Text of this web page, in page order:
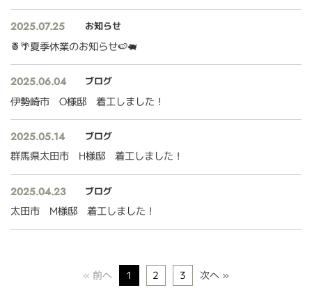
2025.07.25 お知らせ
🍍🌴夏季休業のお知らせ🍉🐖
2025.06.04 ブログ
伊勢崎市 O様邸 着工しました！
2025.05.14 ブログ
群馬県太田市 H様邸 着工しました！
2025.04.23 ブログ
太田市 M様邸 着工しました！
« 前へ 1 2 3 次へ »